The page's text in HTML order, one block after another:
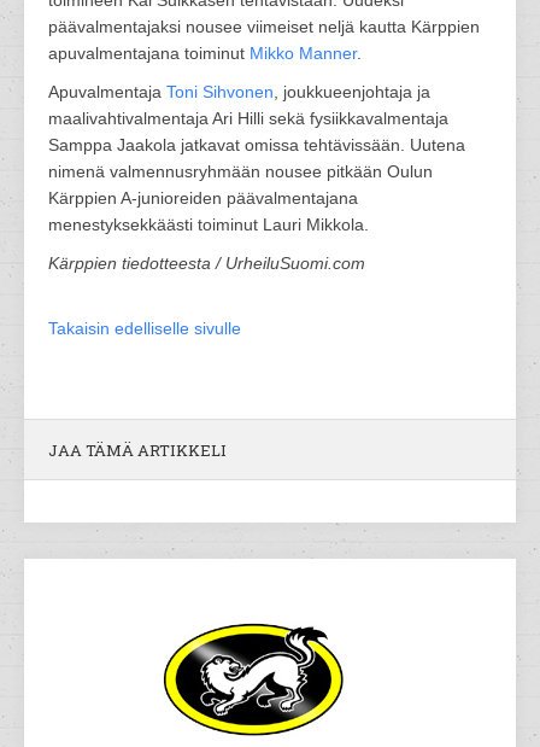
päävalmentajaksi nousee viimeiset neljä kautta Kärppien
apuvalmentajana toiminut Mikko Manner.
Apuvalmentaja Toni Sihvonen , joukkueenjohtaja ja
maalivahtivalmentaja Ari Hilli sekä fysiikkavalmentaja
Samppa Jaakola jatkavat omissa tehtävissään. Uutena
nimenä valmennusryhmään nousee pitkään Oulun
Kärppien A-junioreiden päävalmentajana
menestyksekkäästi toiminut Lauri Mikkola.
Kärppien tiedotteesta / UrheiluSuomi.com
Takaisin edelliselle sivulle
JAA TÄMÄ ARTIKKELI